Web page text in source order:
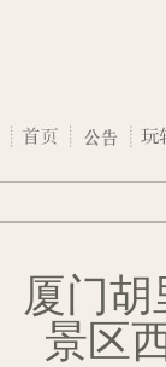
厦门胡
景区